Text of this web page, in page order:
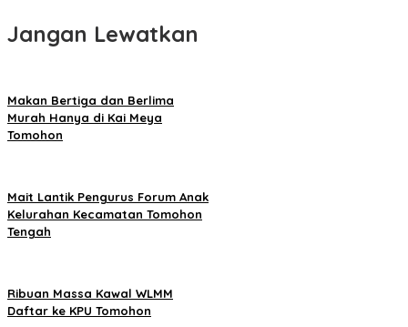
Jangan Lewatkan
Makan Bertiga dan Berlima
Murah Hanya di Kai Meya
Tomohon
Mait Lantik Pengurus Forum Anak
Kelurahan Kecamatan Tomohon
Tengah
Ribuan Massa Kawal WLMM
Daftar ke KPU Tomohon